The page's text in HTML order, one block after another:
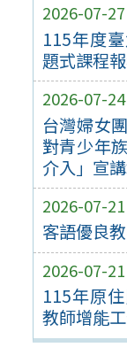
2026-07-27
115年度
題式課程
2026-07-24
台灣婦女
對青少年
介入」宣
2026-07-21
客語優良
2026-07-21
115年原
教師增能